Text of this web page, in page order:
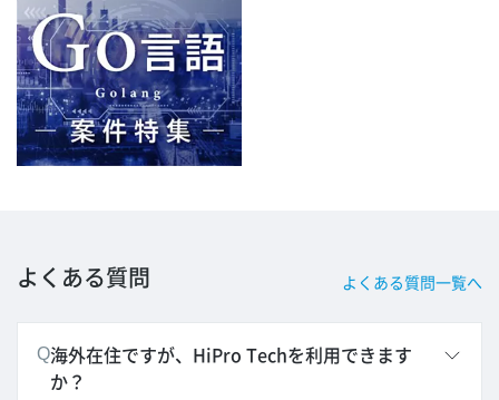
よくある質問 よくある質問一覧へ
Q海外在住ですが、HiPro Techを利用できます
か？